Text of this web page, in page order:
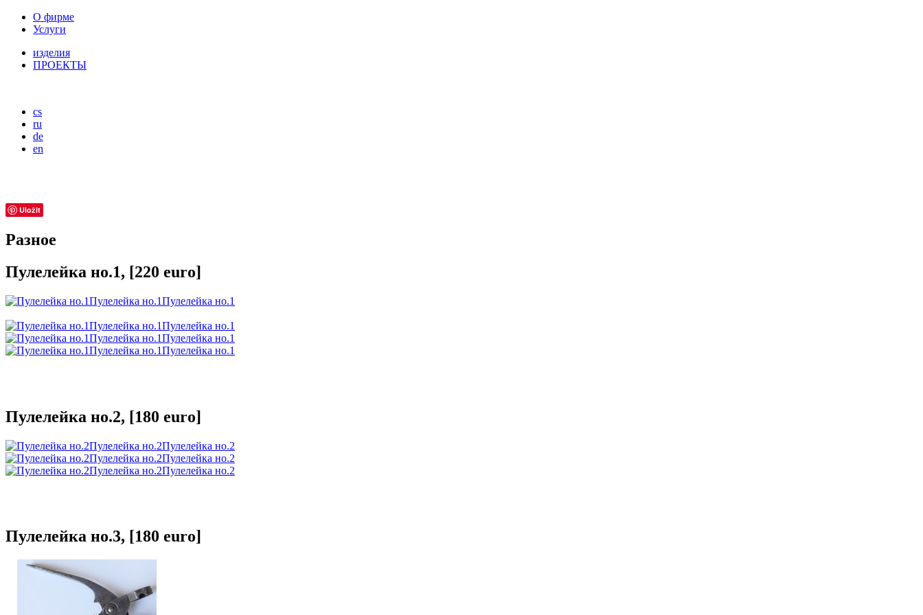
О фирме
Услуги
изделия
ПРОЕКТЫ
cs
ru
de
en
Uložit
Разное
Пулелейка но.1, [220 euro]
Пулелейка но.1Пулелейка но.1
Пулелейка но.1Пулелейка но.1
Пулелейка но.1Пулелейка но.1
Пулелейка но.1Пулелейка но.1
Пулелейка но.2, [180 euro]
Пулелейка но.2Пулелейка но.2
Пулелейка но.2Пулелейка но.2
Пулелейка но.2Пулелейка но.2
Пулелейка но.3, [180 euro]